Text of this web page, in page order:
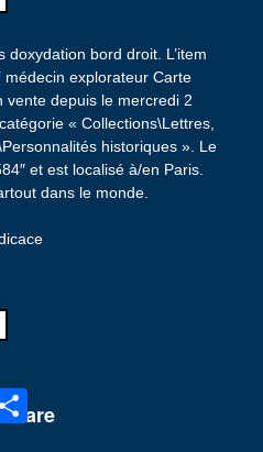
bord droit. L’item
explorateur Carte
depuis le mercredi 2
« Collections\Lettres,
historiques ». Le
et est localisé à/en Paris.
dans le monde.
Share
P